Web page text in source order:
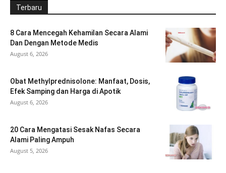
Terbaru
8 Cara Mencegah Kehamilan Secara Alami
Dan Dengan Metode Medis
August 6, 2026
Obat Methylprednisolone: Manfaat, Dosis,
Efek Samping dan Harga di Apotik
August 6, 2026
20 Cara Mengatasi Sesak Nafas Secara
Alami Paling Ampuh
August 5, 2026